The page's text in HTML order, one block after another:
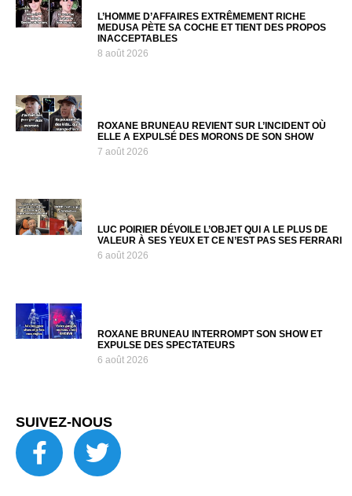
L’HOMME D’AFFAIRES EXTRÊMEMENT RICHE
MEDUSA PÈTE SA COCHE ET TIENT DES PROPOS
INACCEPTABLES
8 août 2026
ROXANE BRUNEAU REVIENT SUR L’INCIDENT OÙ
ELLE A EXPULSÉ DES MORONS DE SON SHOW
7 août 2026
LUC POIRIER DÉVOILE L’OBJET QUI A LE PLUS DE
VALEUR À SES YEUX ET CE N’EST PAS SES FERRARI
6 août 2026
ROXANE BRUNEAU INTERROMPT SON SHOW ET
EXPULSE DES SPECTATEURS
6 août 2026
SUIVEZ-NOUS